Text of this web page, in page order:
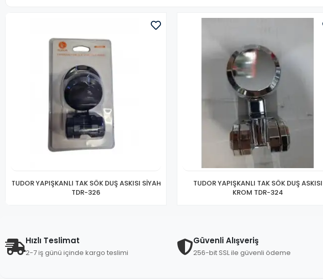
TUDOR YAPIŞKANLI TAK SÖK DUŞ ASKISI SİYAH
TDR-326
TUDOR YAPIŞKANLI TAK SÖK DUŞ ASKISI
KROM TDR-324
Hızlı Teslimat
2-7 iş günü içinde kargo teslimi
Güvenli Alışveriş
256-bit SSL ile güvenli ödeme